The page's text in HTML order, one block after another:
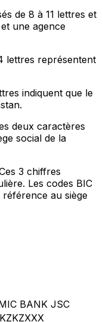
de 8 à 11 lettres et
une agence
lettres représentent
indiquent que le
deux caractères
social de la
3 chiffres
Les codes BIC
au siège
BANK JSC